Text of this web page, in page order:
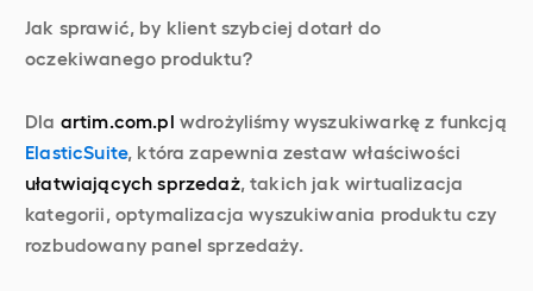
Jak sprawić, by klient szybciej dotarł do
oczekiwanego produktu?
Dla artim.com.pl wdrożyliśmy wyszukiwarkę z funkcją
ElasticSuite, która zapewnia zestaw właściwości
ułatwiających sprzedaż, takich jak wirtualizacja
kategorii, optymalizacja wyszukiwania produktu czy
rozbudowany panel sprzedaży.